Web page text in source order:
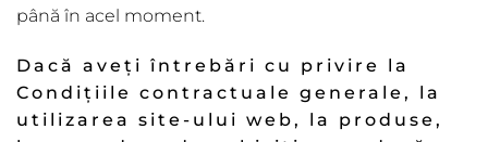
până în acel moment.
Dacă aveți întrebări cu privire la
Condițiile contractuale generale, la
utilizarea site-ului web, la produse,